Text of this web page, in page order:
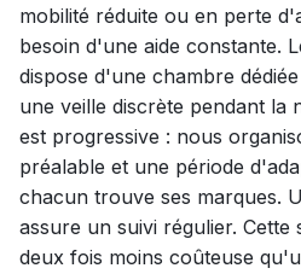
mobilité réduite ou en perte
besoin d'une aide constante.
dispose d'une chambre
une veille discrète pendant la
est progressive : nous
préalable et une période
chacun trouve ses marques.
assure un suivi régulier.
deux fois moins coûteuse